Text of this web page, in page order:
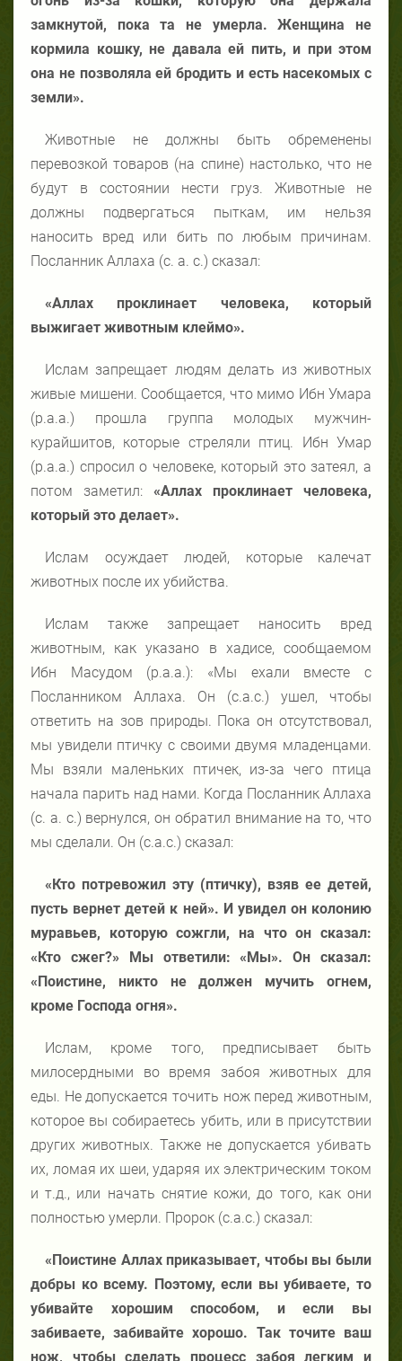
замкнутой, пока та не умерла. Женщина не
кормила кошку, не давала ей пить, и при этом
она не позволяла ей бродить и есть насекомых с
земли».
Животные не должны быть обременены
перевозкой товаров (на спине) настолько, что не
будут в состоянии нести груз. Животные не
должны подвергаться пыткам, им нельзя
наносить вред или бить по любым причинам.
Посланник Аллаха (с. а. с.) сказал:
«Аллах проклинает человека, который
выжигает животным клеймо».
Ислам запрещает людям делать из животных
живые мишени. Сообщается, что мимо Ибн Умара
(р.а.а.) прошла группа молодых мужчин-
курайшитов, которые стреляли птиц. Ибн Умар
(р.а.а.) спросил о человеке, который это затеял, а
потом заметил: «Аллах проклинает человека,
который это делает».
Ислам осуждает людей, которые калечат
животных после их убийства.
Ислам также запрещает наносить вред
животным, как указано в хадисе, сообщаемом
Ибн Масудом (р.а.а.): «Мы ехали вместе с
Посланником Аллаха. Он (с.а.с.) ушел, чтобы
ответить на зов природы. Пока он отсутствовал,
мы увидели птичку с своими двумя младенцами.
Мы взяли маленьких птичек, из-за чего птица
начала парить над нами. Когда Посланник Аллаха
(с. а. с.) вернулся, он обратил внимание на то, что
мы сделали. Он (с.а.с.) сказал:
«Кто потревожил эту (птичку), взяв ее детей,
пусть вернет детей к ней». И увидел он колонию
муравьев, которую сожгли, на что он сказал:
«Кто сжег?» Мы ответили:«Мы». Он сказал:
«Поистине, никто не должен мучить огнем,
кроме Господа огня».
Ислам, кроме того, предписывает быть
милосердными во время забоя животных для
еды. Не допускается точить нож перед животным,
которое вы собираетесь убить, или в присутствии
других животных. Также не допускается убивать
их, ломая их шеи, ударяя их электрическим током
и т.д., или начать снятие кожи, до того, как они
полностью умерли. Пророк (с.а.с.) сказал:
«Поистине Аллах приказывает, чтобы вы были
добры ко всему. Поэтому, если вы убиваете, то
убивайте хорошим способом, и если вы
забиваете, забивайте хорошо. Так точите ваш
нож, чтобы сделать процесс забоя легким и